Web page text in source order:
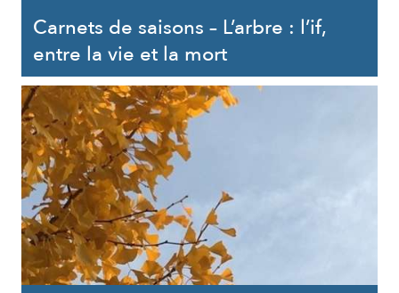
Carnets de saisons – L’arbre : l’if,
entre la vie et la mort